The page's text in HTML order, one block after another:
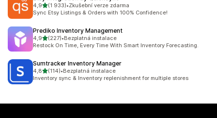
4,9z 5 hvězd
(1 933)
Celkový počet recenzí: 1933
•Zkušební verze zdarma
Sync Etsy Listings & Orders with 100% Confidence!
Prediko Inventory Management
4,9z 5 hvězd
(227)
Celkový počet recenzí: 227
•Bezplatná instalace
Restock On Time, Every Time With Smart Inventory Forecasting.
Sumtracker Inventory Manager
4,8z 5 hvězd
(114)
Celkový počet recenzí: 114
•Bezplatná instalace
Inventory sync & Inventory replenishment for multiple stores